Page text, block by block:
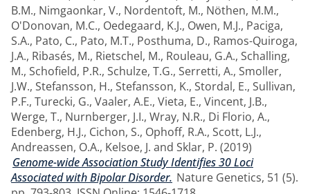
B.M., Nimgaonkar, V., Nordentoft, M., Nöthen, M.M.,
O'Donovan, M.C., Oedegaard, K.J., Owen, M.J., Paciga,
S.A., Pato, C., Pato, M.T., Posthuma, D., Ramos-Quiroga,
J.A., Ribasés, M., Rietschel, M., Rouleau, G.A., Schalling,
M., Schofield, P.R., Schulze, T.G., Serretti, A., Smoller,
J.W., Stefansson, H., Stefansson, K., Stordal, E., Sullivan,
P.F., Turecki, G., Vaaler, A.E., Vieta, E., Vincent, J.B.,
Werge, T., Nurnberger, J.I., Wray, N.R., Di Florio, A.,
Edenberg, H.J., Cichon, S., Ophoff, R.A., Scott, L.J.,
Andreassen, O.A., Kelsoe, J. and Sklar, P. (2019)
Genome-wide Association Study Identifies 30 Loci
Associated with Bipolar Disorder. Nature Genetics, 51 (5).